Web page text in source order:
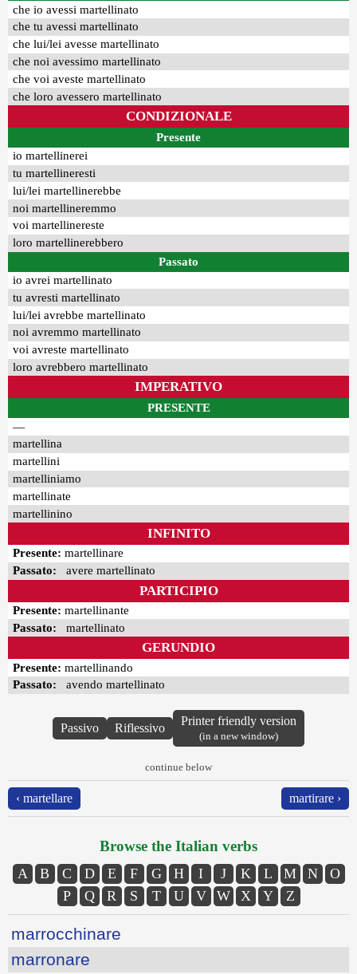
che io avessi martellinato
che tu avessi martellinato
che lui/lei avesse martellinato
che noi avessimo martellinato
che voi aveste martellinato
che loro avessero martellinato
CONDIZIONALE
Presente
io martellinerei
tu martellineresti
lui/lei martellinerebbe
noi martellineremmo
voi martellinereste
loro martellinerebbero
Passato
io avrei martellinato
tu avresti martellinato
lui/lei avrebbe martellinato
noi avremmo martellinato
voi avreste martellinato
loro avrebbero martellinato
IMPERATIVO
PRESENTE
—
martellina
martellini
martelliniamo
martellinate
martellinino
INFINITO
Presente: martellinare
Passato: avere martellinato
PARTICIPIO
Presente: martellinante
Passato: martellinato
GERUNDIO
Presente: martellinando
Passato: avendo martellinato
Passivo Riflessivo
Printer friendly version
(in a new window)
continue below
‹ martellare martirare ›
Browse the Italian verbs
A B C D E F G H I J K L M N
O
P
Q R S T U V W X Y Z
marrocchinare
marronare